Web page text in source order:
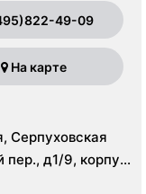
49-09
На карте
Серпуховская
д1/9, корпус